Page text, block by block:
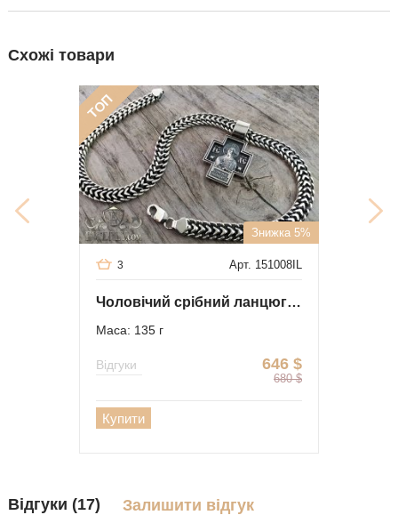
Схожі товари
ТОП
Знижка 5%
Арт. 151008IL
3
Чоловічий срібний ланцюг "Трактор" з хрестом
Маса: 135 г
646 $
680 $
Відгуки
Купити
Відгуки (17) Залишити відгук